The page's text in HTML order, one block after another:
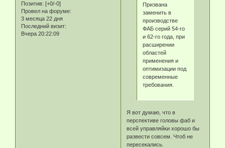
Позитив: [+0/-0]
Провел на форуме:
3 месяца 22 дня
Последний визит:
Вчера 20:22:09
Призвана
заменить в
производстве
ФАБ серий 54-го
и 62-го года, при
расширении
областей
применения и
оптимизации под
современные
требования.
Я вот думаю, что в
перспективе головы фаб и
всей управляйки хорошо бы
развести совсем. Чтоб не
пересекались.